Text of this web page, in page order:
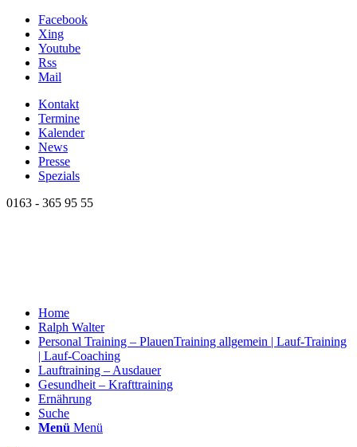
Facebook
Xing
Youtube
Rss
Mail
Kontakt
Termine
Kalender
News
Presse
Spezials
0163 - 365 95 55
Home
Ralph Walter
Personal Training – PlauenTraining allgemein | Lauf-Training
| Lauf-Coaching
Lauftraining – Ausdauer
Gesundheit – Krafttraining
Ernährung
Suche
Menü Menü